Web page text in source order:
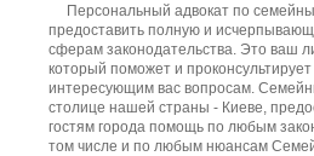
Персональный адвокат по
предоставить полную и
сферам законодательства. Это ваш
который поможет и
интересующим вас вопросам.
столице нашей страны - Киеве,
гостям города помощь по любым
том числе и по любым нюансам